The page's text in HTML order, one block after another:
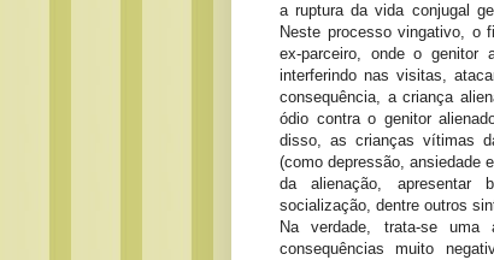
a ruptura da vida conjugal
Neste processo vingativo, o
ex-parceiro, onde o
interferindo nas visitas,
consequência, a criança
ódio contra o genitor
disso, as crianças vítimas
(como depressão, ansiedade
da alienação, apresentar
socialização, dentre outros
Na verdade, trata-se uma
consequências muito